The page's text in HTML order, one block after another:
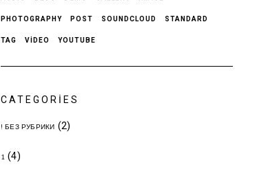
PHOTOGRAPHY POST SOUNDCLOUD STANDARD
TAG VIDEO YOUTUBE
CATEGORIES
! БЕЗ РУБРИКИ (2)
1 (4)